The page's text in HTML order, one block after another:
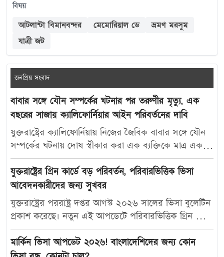
বিষয়
আটলান্টা বিমানবন্দর মেমোরিয়াল ডে
ভ্রমণ মরসুম
যাত্রী জট
জনপ্রিয় সংবাদ
বাবার সঙ্গে যৌন সম্পর্কের ঘটনার পর তরুণীর মৃত্যু, এক
বছরের সাজায় ক্যালিফোর্নিয়ার আইন পরিবর্তনের দাবি
যুক্তরাষ্ট্রের ক্যালিফোর্নিয়ায় নিজের জৈবিক বাবার সঙ্গে যৌন
সম্পর্কের ঘটনায় দোষ স্বীকার করা এক ব্যক্তিকে মাত্র এক
বছরের কারাদণ্ড দেওয়ায় নতুন করে বিতর্ক তৈরি হয়েছে।
আদালতের এই রায়ে অসন্তোষ প্রকাশ করে ভুক্তভোগী
তরুণীর মা ক্যালিফোর্নিয়ার যৌন অপরাধ-সংক্রান্ত আইন
আরও কঠোর করার দাবি জানিয়েছেন। মার্কিন সংবাদমাধ্যম
দ্য ক্যালিফোর্নিয়া পোস্ট-কে দেওয়া সাক্ষাৎকারে ক্যারোলিনা
স্যান্ডোভাল বলেন, তার মেয়ে মাকাইলা রেনে সেটলসের নামে
নতুন আইন প্রণয়ন করা উচিত, যাতে ভবিষ্যতে এ ধরনের
মামলায় আরও কঠোর শাস্তি নিশ্চিত করা যায়। তিনি বলেন,
যুক্তরাষ্ট্রের গ্রিন কার্ডে বড় পরিবর্তন, পরিবারভিত্তিক ভিসা
আবেদনকারীদের জন্য সুখবর
যুক্তরাষ্ট্রের পররাষ্ট্র দপ্তর আগস্ট ২০২৬ সালের ভিসা বুলেটিন
প্রকাশ করেছে। নতুন এই আপডেটে পরিবারভিত্তিক গ্রিন কার্ড
আবেদনকারীদের জন্য বেশ কিছু গুরুত্বপূর্ণ অগ্রগতি দেখা
গেছে। বিশেষ করে যুক্তরাষ্ট্রের স্থায়ী বাসিন্দাদের স্বামী, স্ত্রী ও
মার্কিন ভিসা আপডেট ২০২৬! বাংলাদেশিদের জন্য কোন